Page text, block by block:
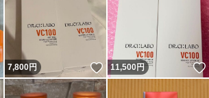
いいね！
7,800円 いいね！
11,500円